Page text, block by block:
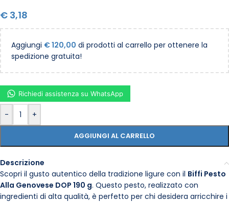
€ 3,18
Aggiungi €120,00 di prodotti al carrello per ottenere la
spedizione gratuita!
- +
AGGIUNGI AL CARRELLO
Richiedi assistenza su WhatsApp
Descrizione
Scopri il gusto autentico della tradizione ligure con il Biffi Pesto
Alla Genovese DOP 190 g. Questo pesto, realizzato con
ingredienti di alta qualità, è perfetto per chi desidera arricchire i